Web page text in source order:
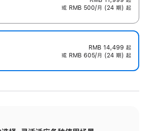
或 RMB 500/月 (24 期) 起
RMB 14,499 起
或 RMB 605/月 (24 期) 起